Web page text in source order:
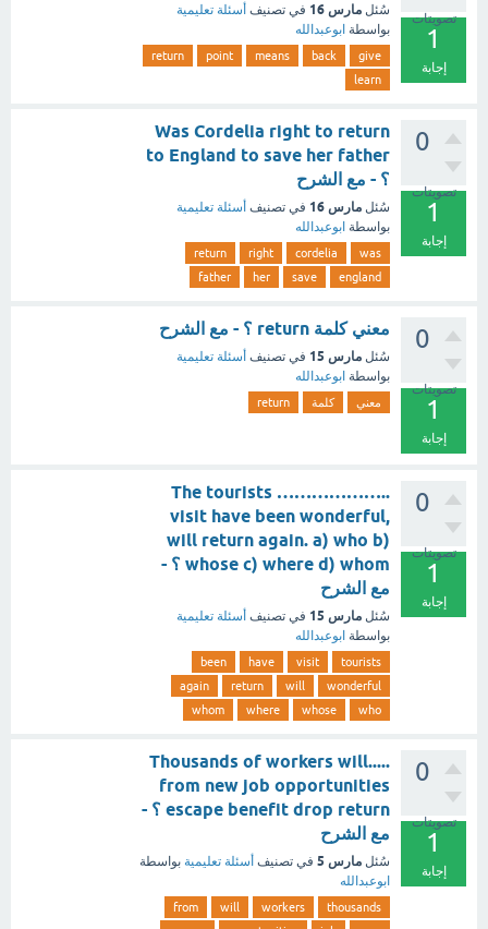
تصويتات
1
إجابة
سُئل مارس 16 في تصنيف أسئلة تعليمية
بواسطة ابوعبدالله
give
back
means
point
return
learn
0
تصويتات
1
إجابة
Was Cordelia right to return
to England to save her father
؟ - مع الشرح
سُئل مارس 16 في تصنيف أسئلة تعليمية
بواسطة ابوعبدالله
was
cordelia
right
return
england
save
her
father
0
تصويتات
1
إجابة
معني كلمة return ؟ - مع الشرح
سُئل مارس 15 في تصنيف أسئلة تعليمية
بواسطة ابوعبدالله
معني كلمة return
0
تصويتات
1
إجابة
The tourists ………………..
visit have been wonderful,
will return again. a) who b)
whose c) where d) whom ؟ -
مع الشرح
سُئل مارس 15 في تصنيف أسئلة تعليمية
بواسطة ابوعبدالله
tourists
visit
have
been
wonderful
will
return
again
who
whose
where
whom
0
تصويتات
1
إجابة
Thousands of workers will.....
from new job opportunities
escape benefit drop return ؟ -
مع الشرح
سُئل مارس 5 في تصنيف أسئلة تعليمية بواسطة
ابوعبدالله
thousands
workers
will
from